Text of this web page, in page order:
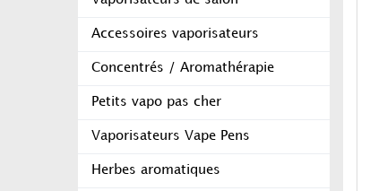
Accessoires vaporisateurs
Concentrés / Aromathérapie
Petits vapo pas cher
Vaporisateurs Vape Pens
Herbes aromatiques